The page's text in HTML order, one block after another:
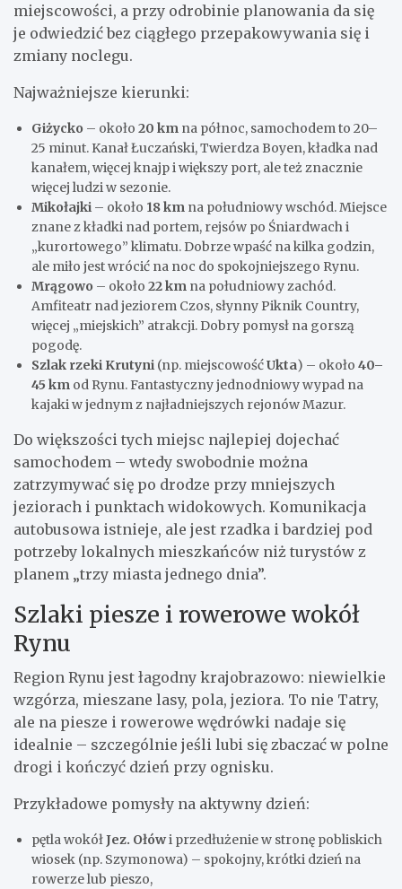
miejscowości, a przy odrobinie planowania da się
je odwiedzić bez ciągłego przepakowywania się i
zmiany noclegu.
Najważniejsze kierunki:
Giżycko – około 20 km na północ, samochodem to 20–
25 minut. Kanał Łuczański, Twierdza Boyen, kładka nad
kanałem, więcej knajp i większy port, ale też znacznie
więcej ludzi w sezonie.
Mikołajki – około 18 km na południowy wschód. Miejsce
znane z kładki nad portem, rejsów po Śniardwach i
„kurortowego” klimatu. Dobrze wpaść na kilka godzin,
ale miło jest wrócić na noc do spokojniejszego Rynu.
Mrągowo – około 22 km na południowy zachód.
Amfiteatr nad jeziorem Czos, słynny Piknik Country,
więcej „miejskich” atrakcji. Dobry pomysł na gorszą
pogodę.
Szlak rzeki Krutyni (np. miejscowośćUkta) – około 40–
45 km od Rynu. Fantastyczny jednodniowy wypad na
kajaki w jednym z najładniejszych rejonów Mazur.
Do większości tych miejsc najlepiej dojechać
samochodem – wtedy swobodnie można
zatrzymywać się po drodze przy mniejszych
jeziorach i punktach widokowych. Komunikacja
autobusowa istnieje, ale jest rzadka i bardziej pod
potrzeby lokalnych mieszkańców niż turystów z
planem „trzy miasta jednego dnia”.
Szlaki piesze i rowerowe wokół
Rynu
Region Rynu jest łagodny krajobrazowo: niewielkie
wzgórza, mieszane lasy, pola, jeziora. To nie Tatry,
ale na piesze i rowerowe wędrówki nadaje się
idealnie – szczególnie jeśli lubi się zbaczać w polne
drogi i kończyć dzień przy ognisku.
Przykładowe pomysły na aktywny dzień:
pętla wokółJez. Ołówi przedłużenie w stronę pobliskich
wiosek (np. Szymonowa) – spokojny, krótki dzień na
rowerze lub pieszo,